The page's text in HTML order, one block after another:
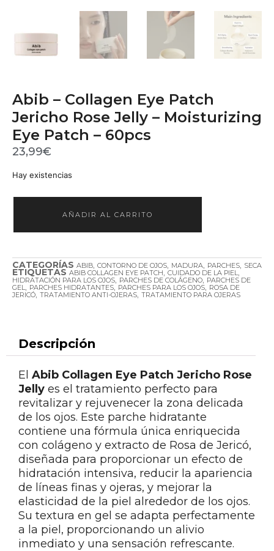
Abib – Collagen Eye Patch
Jericho Rose Jelly – Moisturizing
Eye Patch – 60pcs
23,99€
Hay existencias
AÑADIR AL CARRITO
CATEGORÍAS ABIB CONTORNO DE OJOS MADURA PARCHES SECA
ETIQUETAS ABIB COLLAGEN EYE PATCH CUIDADO DE LA PIEL
HIDRATACIÓN PARA LOS OJOS PARCHES DE COLÁGENO PARCHES DE
GEL
PARCHES HIDRATANTES , PARCHES PARA LOS OJOS ROSA DE
JERICÓ TRATAMIENTO ANTI-OJERAS TRATAMIENTO PARA OJERAS
Descripción
El Abib Collagen Eye Patch Jericho Rose
Jelly es el tratamiento perfecto para
revitalizar y rejuvenecer la zona delicada
de los ojos. Este parche hidratante
contiene una fórmula única enriquecida
con colágeno y extracto de Rosa de Jericó,
diseñada para proporcionar un efecto de
hidratación intensiva, reducir la apariencia
de líneas finas y ojeras, y mejorar la
elasticidad de la piel alrededor de los ojos.
Su textura en gel se adapta perfectamente
a la piel, proporcionando un alivio
inmediato y una sensación refrescante.